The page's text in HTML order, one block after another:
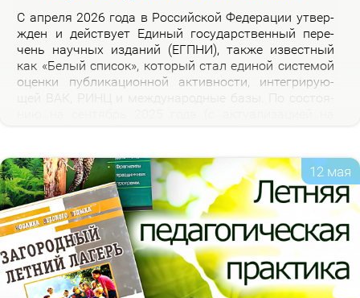
С ап­ре­ля 2026 го­да в Рос­сий­ской Фе­де­ра­ции утвер­
жден и дей­ству­ет Еди­ный го­судар­ствен­ный пе­ре­
чень на­уч­ных из­да­ний (ЕГПНИ), так­же из­вест­ный
как «Бе­лый спи­сок», ко­то­рый стал еди­ной си­сте­мой
оцен­ки пуб­ли­ка­ци­он­ной ак­тив­но­сти, ин­те­гри­ру­ю­
12 мая